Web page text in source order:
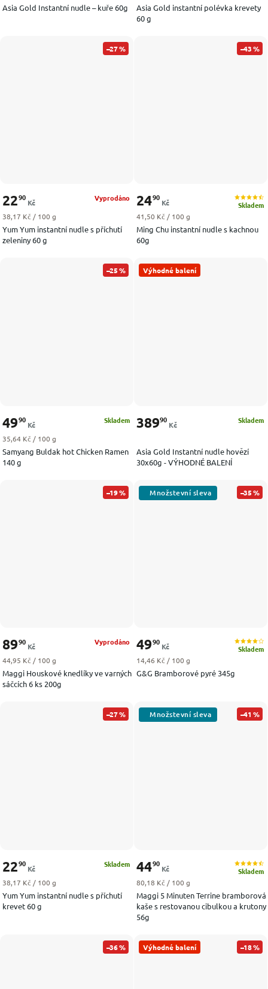
Asia Gold Instantní nudle – kuře 60g
Asia Gold instantní polévka krevety
60 g
–27 %
Yum Yum instantní nudle s příchutí
zeleniny 60 g
Vyprodáno
2290
Kč
Měrná cena:
38,17 Kč / 100 g
–43 %
Ming Chu instantní nudle s kachnou
60g
Skladem
2490
Kč
Měrná cena:
41,50 Kč / 100 g
–25 %
Samyang Buldak hot Chicken Ramen
140 g
Skladem
4990
Kč
Měrná cena:
35,64 Kč / 100 g
Výhodné balení
Asia Gold Instantní nudle hovězí
30x60g - VÝHODNÉ BALENÍ
Skladem
38990
Kč
–19 %
Maggi Houskové knedlíky ve varných
sáčcích 6 ks 200g
Vyprodáno
8990
Kč
Měrná cena:
44,95 Kč / 100 g
–35 %
G&G Bramborové pyré 345g
Skladem
4990
Kč
Měrná cena:
14,46 Kč / 100 g
–27 %
Yum Yum instantní nudle s příchutí
krevet 60 g
Skladem
2290
Kč
Měrná cena:
38,17 Kč / 100 g
–41 %
Maggi 5 Minuten Terrine bramborová
kaše s restovanou cibulkou a krutony
56g
Skladem
4490
Kč
Měrná cena:
80,18 Kč / 100 g
–36 % Výhodné balení –18 %